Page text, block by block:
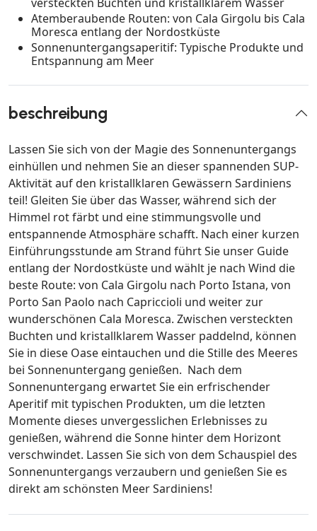
Atemberaubende Routen: von Cala Girgolu bis Cala
Moresca entlang der Nordostküste
Sonnenuntergangsaperitif: Typische Produkte und
Entspannung am Meer
beschreibung
Lassen Sie sich von der Magie des Sonnenuntergangs
einhüllen und nehmen Sie an dieser spannenden SUP-
Aktivität auf den kristallklaren Gewässern Sardiniens
teil! Gleiten Sie über das Wasser, während sich der
Himmel rot färbt und eine stimmungsvolle und
entspannende Atmosphäre schafft. Nach einer kurzen
Einführungsstunde am Strand führt Sie unser Guide
entlang der Nordostküste und wählt je nach Wind die
beste Route: von Cala Girgolu nach Porto Istana, von
Porto San Paolo nach Capriccioli und weiter zur
wunderschönen Cala Moresca. Zwischen versteckten
Buchten und kristallklarem Wasser paddelnd, können
Sie in diese Oase eintauchen und die Stille des Meeres
bei Sonnenuntergang genießen. Nach dem
Sonnenuntergang erwartet Sie ein erfrischender
Aperitif mit typischen Produkten, um die letzten
Momente dieses unvergesslichen Erlebnisses zu
genießen, während die Sonne hinter dem Horizont
verschwindet. Lassen Sie sich von dem Schauspiel des
Sonnenuntergangs verzaubern und genießen Sie es
direkt am schönsten Meer Sardiniens!